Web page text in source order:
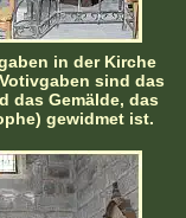
in der Kirche
sind das
das Gemälde, das
gewidmet ist.